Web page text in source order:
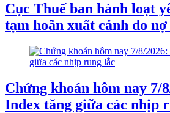
Cục Thuế ban hành loạt
tạm hoãn xuất cảnh do
Chứng khoán hôm nay 7/
Index tăng giữa các nhịp